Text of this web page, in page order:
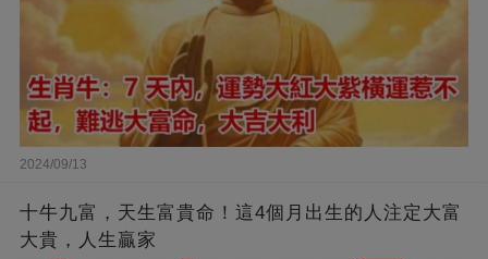
2024/09/13
十牛九富，天生富貴命！這4個月出生的人注定大富
大貴，人生贏家